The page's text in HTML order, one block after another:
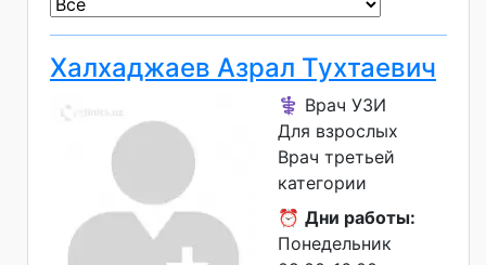
Халхаджаев Азрал Тухтаевич
⚕️ Врач УЗИ
Для взрослых
Врач третьей
категории
⏰ Дни работы:
Понедельник